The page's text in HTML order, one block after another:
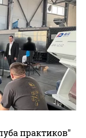
практиков"